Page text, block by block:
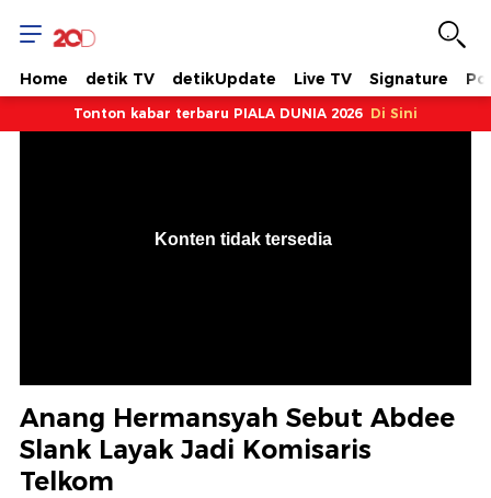
Home detik TV detikUpdate Live TV Signature
Tonton kabar terbaru PIALA DUNIA 2026 Di Sini
Konten tidak tersedia
Anang Hermansyah Sebut Abdee
Slank Layak Jadi Komisaris
Telkom